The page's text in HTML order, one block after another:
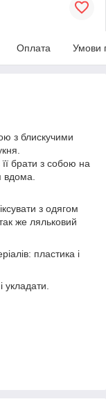
Оплата Умови
з блискучими
брати з собою на
вдома.
з одягом
же ляльковий
пластика і
укладати.